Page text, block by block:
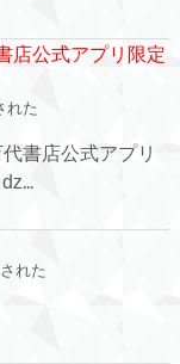
店公式アプリ限定
れた
書店公式アプリ
ǳ...
れた